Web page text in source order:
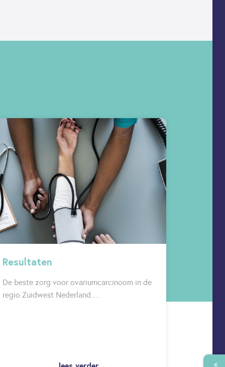
Resultaten
De beste zorg voor ovariumcarcinoom in de
regio Zuidwest Nederland.…